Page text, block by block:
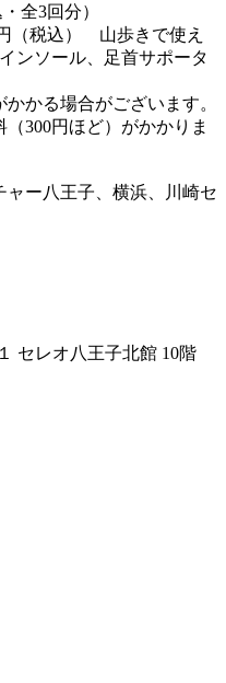
全3回分）
（税込） 山歩きで使え
ンソール、足首サポータ
かる場合がございます。
300円ほど）がかかりま
ー八王子、横浜、川崎セ
レオ八王子北館 10階